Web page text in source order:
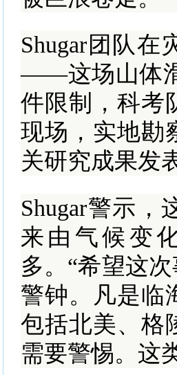
Shugar团队
——这场山体
件限制，科考
现场，实地勘
关研究成果发
Shugar警示
来由气候变
多。“希望这
警钟。凡是临
包括北美、格
需要警惕。这